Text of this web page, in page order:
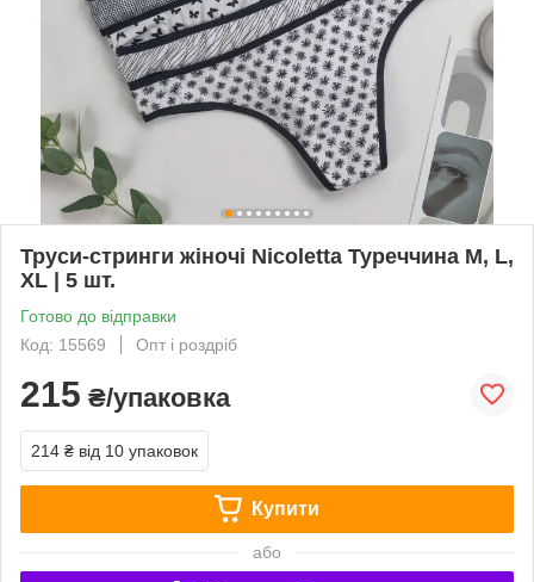
Труси-стринги жіночі Nicoletta Туреччина M, L,
XL | 5 шт.
Готово до відправки
Код: 15569
Опт і роздріб
215 ₴/упаковка
214 ₴ від 10 упаковок
Купити
або